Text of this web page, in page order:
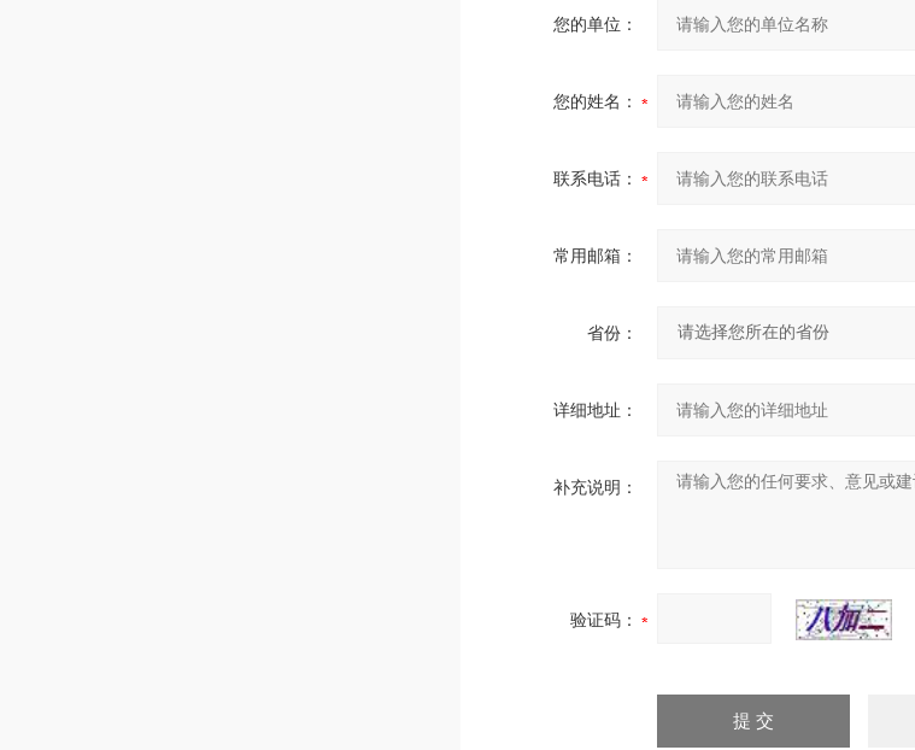
您的单位：
您的姓名：
联系电话：
常用邮箱：
省份：
详细地址：
补充说明：
验证码：